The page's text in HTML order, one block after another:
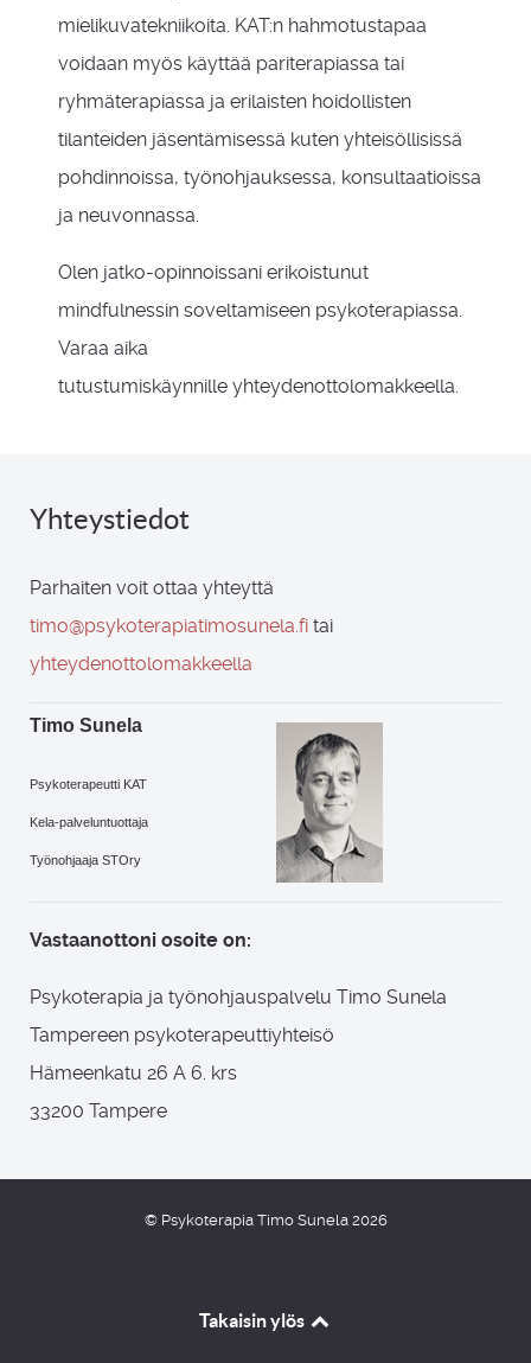
mielikuvatekniikoita. KAT:n hahmotustapaa
voidaan myös käyttää pariterapiassa tai
ryhmäterapiassa ja erilaisten hoidollisten
tilanteiden jäsentämisessä kuten yhteisöllisissä
pohdinnoissa, työnohjauksessa, konsultaatioissa
ja neuvonnassa.
Olen jatko-opinnoissani erikoistunut
mindfulnessin soveltamiseen psykoterapiassa.
Varaa aika
tutustumiskäynnille yhteydenottolomakkeella.
Yhteystiedot
Parhaiten voit ottaa yhteyttä
timo@psykoterapiatimosunela.fi tai
yhteydenottolomakkeella
Timo Sunela
Psykoterapeutti KAT
Kela-palveluntuottaja
Työnohjaaja STOry
Vastaanottoni osoite on:
Psykoterapia ja työnohjauspalvelu Timo Sunela
Tampereen psykoterapeuttiyhteisö
Hämeenkatu 26 A 6. krs
33200 Tampere
© Psykoterapia Timo Sunela 2026
Takaisin ylös